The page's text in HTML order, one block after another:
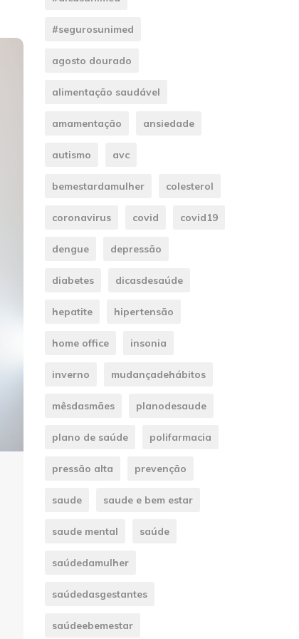
#segurosunimed
agosto dourado
alimentação saudável
amamentação ansiedade
autismo avc
bemestardamulher colesterol
coronavirus covid covid19
dengue depressão
diabetes dicasdesaúde
hepatite hipertensão
home office insonia
inverno mudançadehábitos
mêsdasmães planodesaude
plano de saúde polifarmacia
pressão alta prevenção
saude saude e bem estar
saude mental saúde
saúdedamulher
saúdedasgestantes
saúdeebemestar